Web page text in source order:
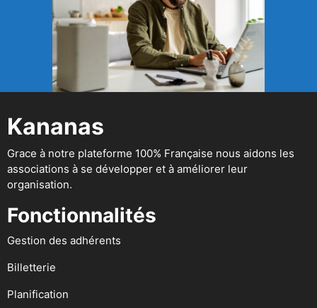
Kananas
Grace à notre plateforme 100% Française nous aidons les
associations à se développer et à améliorer leur
organisation.
Fonctionnalités
Gestion des adhérents
Billetterie
Planification